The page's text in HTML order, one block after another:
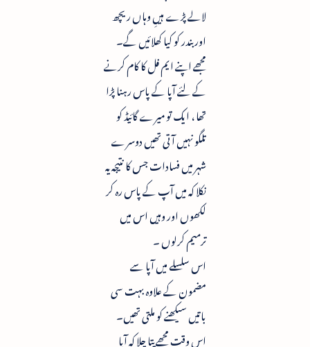
لالے پڑے ہیںِ وہاں ریچھ
اور بندر کو کیا کھلائیں گے۔
مجھے اپنے ایم فل کا کام کرنے
کے لئے آپا کے پاس رہنا پڑا
تھا ، ایک تو میرے گائیڈ کو
تلگو نہیں آتی تھیں دوسرے
شہر میں فسادات جس کا نتیجہ یہ
نکلا کہ میں آپ کے پاس رہ کر
لکھوں اور وہیں اس میں
ترمیم کرلوں ۔
اس سلسلے میں آپا سے
مضمون کے علاوہ بہت سی
باتیں سیکھنے کو ملتی تھیں۔
اس وقت مجھے پتا چلا کہ آپا